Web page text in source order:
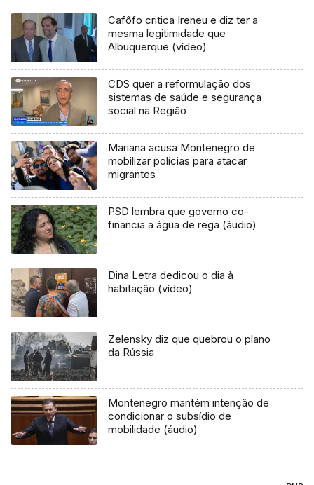
Cafôfo critica Ireneu e diz ter a
mesma legitimidade que
Albuquerque (vídeo)
CDS quer a reformulação dos
sistemas de saúde e segurança
social na Região
Mariana acusa Montenegro de
mobilizar polícias para atacar
migrantes
PSD lembra que governo co-
financia a água de rega (áudio)
Dina Letra dedicou o dia à
habitação (vídeo)
Zelensky diz que quebrou o plano
da Rússia
Montenegro mantém intenção de
condicionar o subsídio de
mobilidade (áudio)